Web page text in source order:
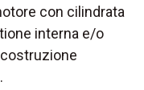
con cilindrata
interna e/o